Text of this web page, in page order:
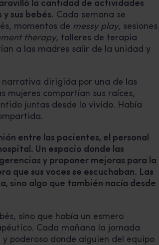
la cantidad de actividades
sus bebés. Cada semana se
momentos de messy play, sesiones
therapy, talleres de terapia
a las madres salir de la unidad y
narrativa dirigida por una de las
mujeres compartían sus raíces,
juntas desde lo vivido. Había
entre las pacientes, el personal
Un espacio donde las
y proponer mejoras para la
que sus voces se escuchaban. Las
sino algo que también nacía desde
sino que había un esmero
Cada mañana la jornada
y poderoso donde alguien del equipo